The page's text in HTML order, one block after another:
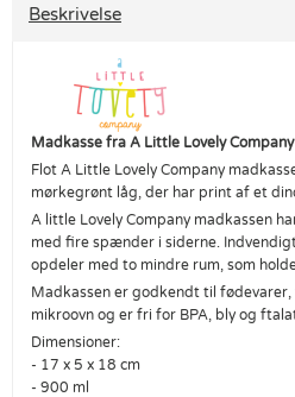
Beskrivelse
Madkasse fra A Little Lovely Company
Flot A Little Lovely Company
mørkegrønt låg, der har print af et
A little Lovely Company madkassen
med fire spænder i siderne.
opdeler med to mindre rum, som
Madkassen er godkendt til
mikroovn og er fri for BPA, bly og
Dimensioner:
- 17 x 5 x 18 cm
- 900 ml